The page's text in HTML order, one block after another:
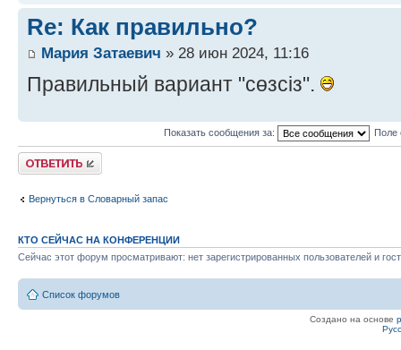
Re: Как правильно?
Мария Затаевич » 28 июн 2024, 11:16
Правильный вариант "сөзсіз".
Показать сообщения за: Поле
Ответить
Вернуться в Словарный запас
КТО СЕЙЧАС НА КОНФЕРЕНЦИИ
Сейчас этот форум просматривают: нет зарегистрированных пользователей и
Список форумов
Создано на основе